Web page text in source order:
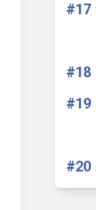
#17
#18
#19
#20